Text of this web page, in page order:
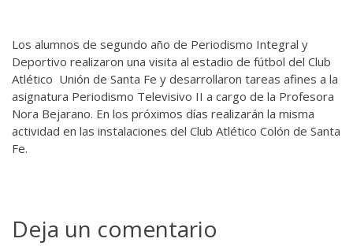
Los alumnos de segundo año de Periodismo Integral y
Deportivo realizaron una visita al estadio de fútbol del Club
Atlético Unión de Santa Fe y desarrollaron tareas afines a la
asignatura Periodismo Televisivo II a cargo de la Profesora
Nora Bejarano. En los próximos días realizarán la misma
actividad en las instalaciones del Club Atlético Colón de Santa
Fe.
Deja un comentario